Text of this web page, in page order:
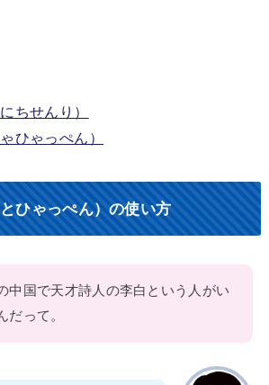
ちせんり）
ひゃっぺん）
ひゃっぺん）の使い方
中国で天才詩人の李白という人がい
だって。